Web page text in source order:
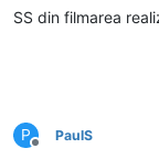
SS din filmarea
P
Deconectat
PaulS